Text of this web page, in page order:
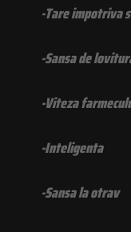
-Tare impotriva
-Sansa de
-Viteza
-Inteligenta
-Sansa la otrav